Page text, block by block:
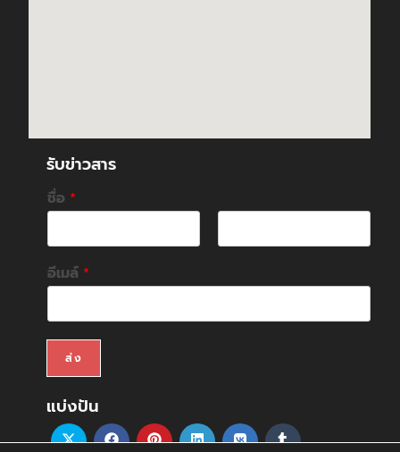
รับข่าวสาร
ชื่อ *
F
i
r
L
อีเมล์ *
ส่ง
แบ่งปัน